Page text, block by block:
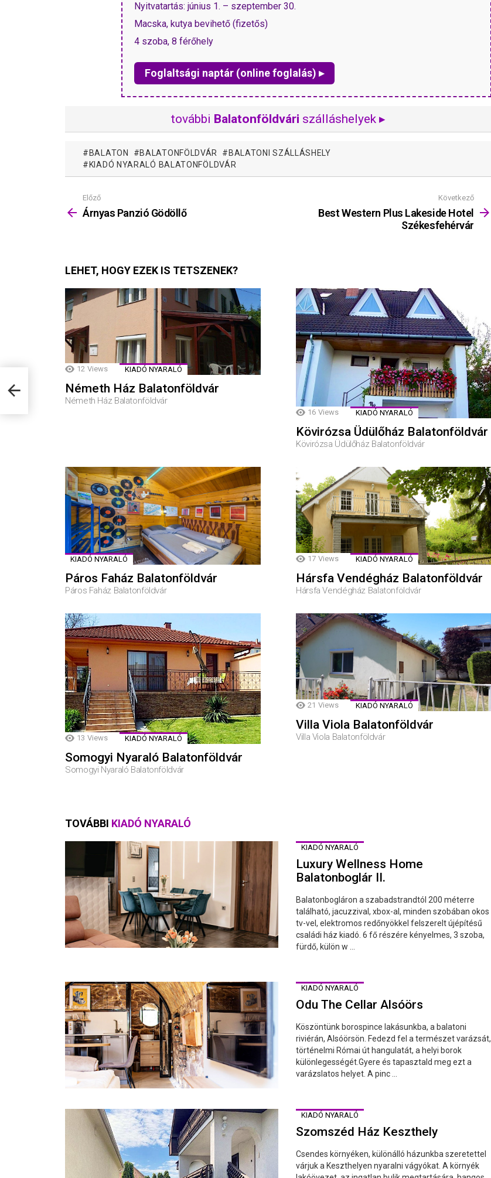
Nyitvatartás: június 1. – szeptember 30.
Macska, kutya bevihető (fizetős)
4 szoba, 8 férőhely
Foglaltsági naptár (online foglalás) ▸
további Balatonföldvári szálláshelyek ▸
BALATON BALATONFÖLDVÁR
BALATONI SZÁLLÁSHELY
KIADÓ NYARALÓ BALATONFÖLDVÁR
Mutass
többet
Előző
Árnyas Panzió Gödöllő
Következő
Best Western Plus Lakeside Hotel
Székesfehérvár
LEHET, HOGY EZEK IS TETSZENEK?
12 Views KIADÓ NYARALÓ
Németh Ház Balatonföldvár
Németh Ház Balatonföldvár
16 Views KIADÓ NYARALÓ
Kövirózsa Üdülőház Balatonföldvár
Kövirózsa Üdülőház Balatonföldvár
KIADÓ NYARALÓ
Páros Faház Balatonföldvár
Páros Faház Balatonföldvár
17 Views KIADÓ NYARALÓ
Hársfa Vendégház Balatonföldvár
Hársfa Vendégház Balatonföldvár
13 Views KIADÓ NYARALÓ
Somogyi Nyaraló Balatonföldvár
Somogyi Nyaraló Balatonföldvár
21 Views KIADÓ NYARALÓ
Villa Viola Balatonföldvár
Villa Viola Balatonföldvár
TOVÁBBI KIADÓ NYARALÓ
KIADÓ NYARALÓ
Luxury Wellness Home
Balatonboglár II.
Balatonbogláron a szabadstrandtól 200 méterre
található, jacuzzival, xbox-al, minden szobában okos
tv-vel, elektromos redőnyökkel felszerelt újépítésű
családi ház kiadó. 6 fő részére kényelmes, 3 szoba,
fürdő, külön w ...
KIADÓ NYARALÓ
Odu The Cellar Alsóörs
Köszöntünk borospince lakásunkba, a balatoni
riviérán, Alsóörsön. Fedezd fel a természet varázsát,
történelmi Római út hangulatát, a helyi borok
különlegességét.Gyere és tapasztald meg ezt a
varázslatos helyet. A pinc ...
KIADÓ NYARALÓ
Szomszéd Ház Keszthely
Csendes környéken, különálló házunkba szeretettel
várjuk a Keszthelyen nyaralni vágyókat. A környék